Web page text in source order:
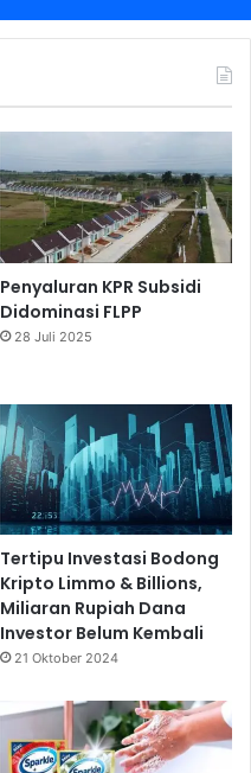
Penyaluran KPR Subsidi
Didominasi FLPP
28 Juli 2025
Tertipu Investasi Bodong
Kripto Limmo & Billions,
Miliaran Rupiah Dana
Investor Belum Kembali
21 Oktober 2024